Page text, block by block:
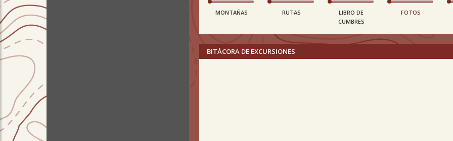
MONTAÑAS RUTAS
LIBRO DE
CUMBRES
FOTOS
BITÁCORA DE EXCURSIONES